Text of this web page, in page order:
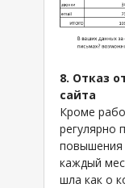
8. Отказ
сайта
Кроме
регулярно
повышения
каждый
шла как о